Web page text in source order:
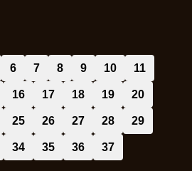
6 7 8 9 10 11
16 17 18 19 20
25 26 27 28 29
34 35 36 37